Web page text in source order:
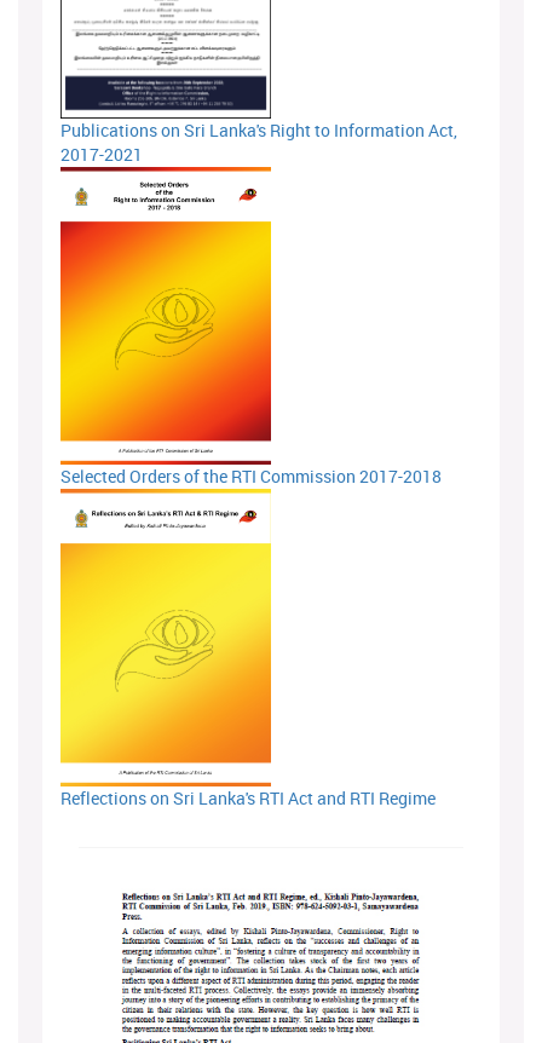
Publications on Sri Lanka's Right to Information Act,
2017-2021
Selected Orders of the RTI Commission 2017-2018
Reflections on Sri Lanka's RTI Act and RTI Regime